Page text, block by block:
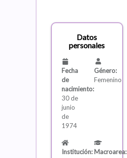
Datos
personales
Fecha
de
nacimiento:
30 de
junio
de
1974
Género:
Femenino
Institución: Macroarea: